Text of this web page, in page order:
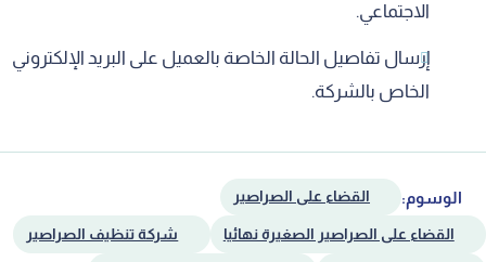
الاجتماعي.
إرسال تفاصيل الحالة الخاصة بالعميل على البريد الإلكتروني
الخاص بالشركة.
الوسوم: القضاء على الصراصير
القضاء على الصراصير الصغيرة نهائيا شركة تنظيف الصراصير